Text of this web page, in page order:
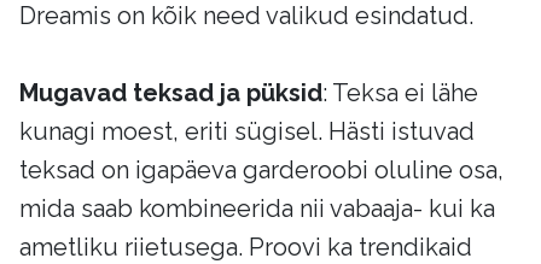
Dreamis on kõik need valikud esindatud.
Mugavad teksad ja püksid: Teksa ei lähe
kunagi moest, eriti sügisel. Hästi istuvad
teksad on igapäeva garderoobi oluline osa,
mida saab kombineerida nii vabaaja- kui ka
ametliku riietusega. Proovi ka trendikaid